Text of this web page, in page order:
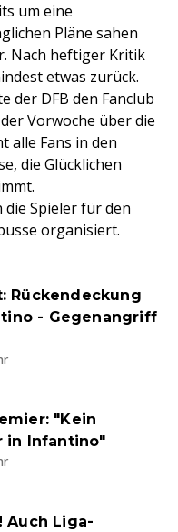
um eine
Pläne sahen
Nach heftiger Kritik
etwas zurück.
der DFB den Fanclub
Vorwoche über die
alle Fans in den
die Glücklichen
die Spieler für den
organisiert.
Rückendeckung
- Gegenangriff
"Kein
in Infantino"
Auch Liga-